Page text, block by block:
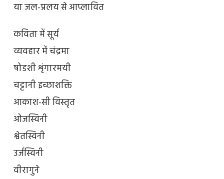
या जल-प्रलय से आप्लावित
कविता में सूर्य
व्यवहार में चंद्रमा
षोडशी शृंगारमयी
चट्टानी इच्छाशक्ति
आकाश-सी विस्तृत
ओजस्विनी
श्वेतस्विनी
उर्जस्विनी
वीरागुने